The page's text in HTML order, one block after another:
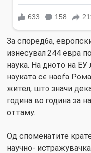
За споредба,
изнесувал 244 евра
наука. На дното на
науката се наоѓа
жител, што значи
година во година за
оттаму.
Од споменатите
научно-